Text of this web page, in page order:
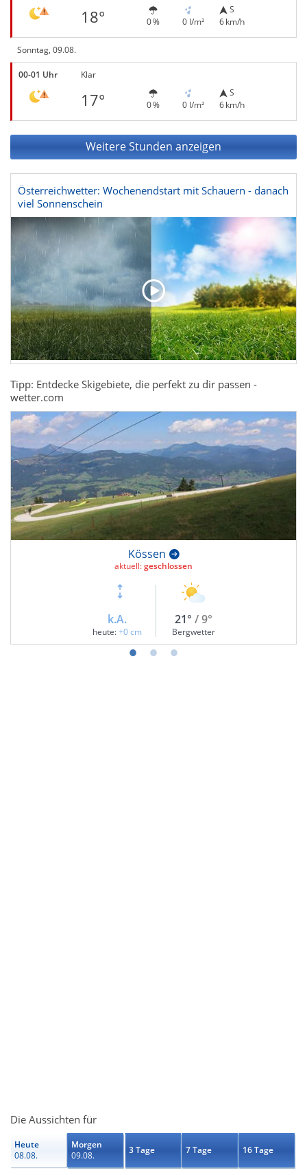
18° 0 % 0 l/m²
S
6 km/h
Sonntag, 09.08.
00-01 Uhr Klar
17° 0 % 0 l/m²
S
6 km/h
Weitere Stunden anzeigen
Österreichwetter: Wochenendstart mit Schauern - danach
viel Sonnenschein
Tipp: Entdecke Skigebiete, die perfekt zu dir passen -
wetter.com
Kössen
aktuell:geschlossen
k.A.
heute: +0 cm
21° / 9°
Bergwetter
Die Aussichten für
Heute
08.08.
Morgen
09.08.
3 Tage 7 Tage 16 Tage